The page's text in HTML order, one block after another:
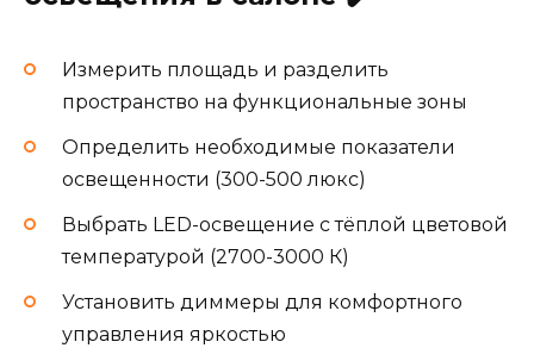
Измерить площадь и разделить
пространство на функциональные зоны
Определить необходимые показатели
освещенности (300-500 люкс)
Выбрать LED-освещение с тёплой цветовой
температурой (2700-3000 К)
Установить диммеры для комфортного
управления яркостью